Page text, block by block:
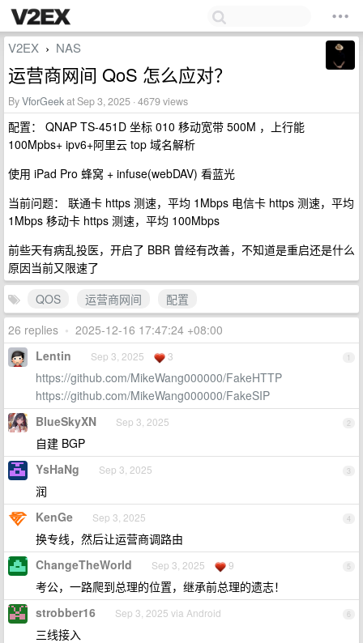
V2EX › NAS
运营商网间 QoS 怎么应对？
ByVforGeekat Sep 3, 2025 · 4679 views
配置： QNAP TS-451D 坐标 010 移动宽带 500M ，上行能
100Mpbs+ ipv6+阿里云 top 域名解析
使用 iPad Pro 蜂窝 + infuse(webDAV) 看蓝光
当前问题： 联通卡 https 测速，平均 1Mbps 电信卡 https 测速，平均
1Mbps 移动卡 https 测速，平均 100Mbps
前些天有病乱投医，开启了 BBR 曾经有改善，不知道是重启还是什么
原因当前又限速了
QOS
运营商网间
配置
26 replies • 2025-12-16 17:47:24 +08:00
1
Lentin Sep 3, 2025 3
https://github.com/MikeWang000000/FakeHTTP
https://github.com/MikeWang000000/FakeSIP
2
BlueSkyXN Sep 3, 2025
自建 BGP
3
YsHaNg Sep 3, 2025
润
4
KenGe Sep 3, 2025
换专线，然后让运营商调路由
5
ChangeTheWorld Sep 3, 2025 9
考公，一路爬到总理的位置，继承前总理的遗志！
6
strobber16 Sep 3, 2025 via Android
三线接入